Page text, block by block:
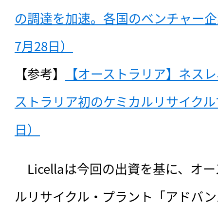
の調達を加速。各国のベンチャー
7月28日）
【参考】
【オーストラリア】ネス
ストラリア初のケミカルリサイク
日）
Licellaは今回の出資を基に、オ
ルリサイクル・プラント「アドバ